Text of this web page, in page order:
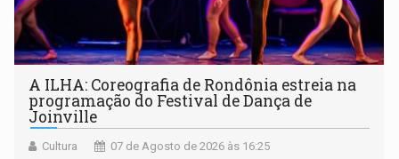
A ILHA: Coreografia de Rondônia estreia na
programação do Festival de Dança de
Joinville
Cultura 07 de Agosto de 2026 às 16:25